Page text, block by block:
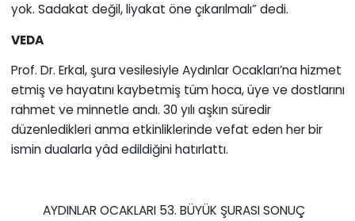
yok. Sadakat değil, liyakat öne çıkarılmalı” dedi.
VEDA
Prof. Dr. Erkal, şura vesilesiyle Aydınlar Ocakları’na hizmet
etmiş ve hayatını kaybetmiş tüm hoca, üye ve dostlarını
rahmet ve minnetle andı. 30 yılı aşkın süredir
düzenledikleri anma etkinliklerinde vefat eden her bir
ismin dualarla yâd edildiğini hatırlattı.
AYDINLAR OCAKLARI 53. BÜYÜK ŞURASI SONUÇ